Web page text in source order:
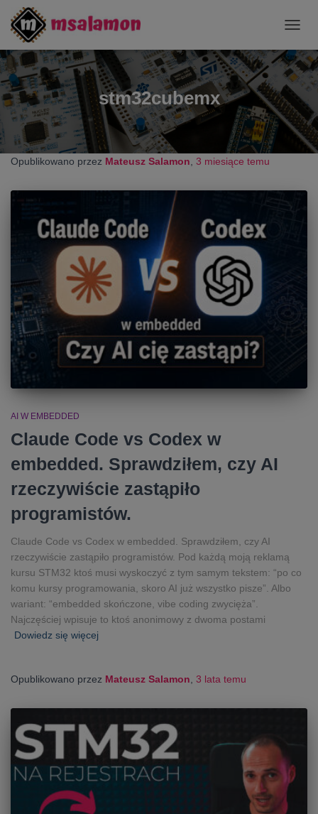
stm32cubemx
Opublikowano przez Mateusz Salamon 3 miesiące temu
AI W EMBEDDED
Claude Code vs Codex w
embedded. Sprawdziłem, czy AI
rzeczywiście zastąpiło
programistów.
Claude Code vs Codex w embedded. Sprawdziłem, czy AI
rzeczywiście zastąpiło programistów. Pod każdą moją reklamą
kursu STM32 ktoś musi wyskoczyć z tym samym tekstem: “po co
komu kursy programowania, skoro AI już wszystko pisze”. Albo
wariant: “embedded skończone, vibe coding zwycięża”.
Najczęściej wpisuje to ktoś anonimowy z dwoma postami
Dowiedz się więcej
Opublikowano przez Mateusz Salamon 3 lata temu